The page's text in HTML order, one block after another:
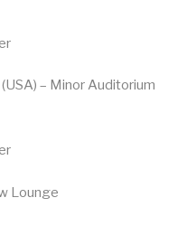
– Minor Auditorium
Lounge